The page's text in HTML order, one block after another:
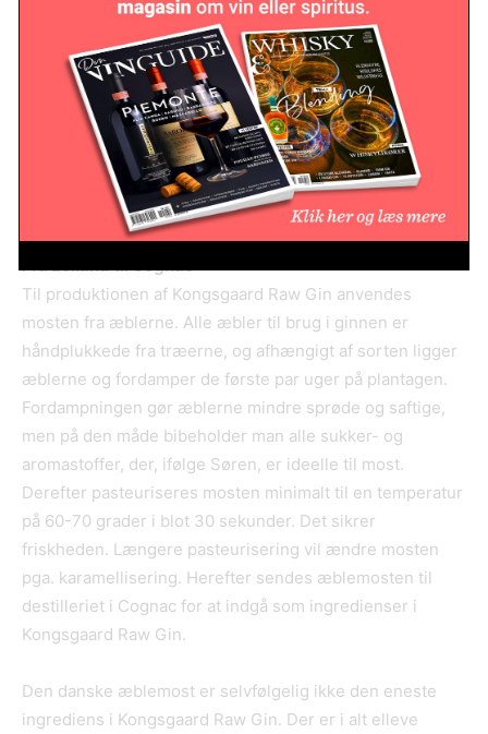
Året efter, i 2017, faldt valget på Holsteiner Cox, der er en
lidt mere krydret og mindre syreholdig æblesort end
Guldborg. Holsteiner Cox er en sort af Cox Orange-æblet
fra Schleswig-Holsten, og ifølge Søren er Holsteiner Cox
det fineste og bedste spise- og presæble af Cox i
Fra Lolland til Cognac
Til produktionen af Kongsgaard Raw Gin anvendes
mosten fra æblerne. Alle æbler til brug i ginnen er
håndplukkede fra træerne, og afhængigt af sorten ligger
æblerne og fordamper de første par uger på plantagen.
Fordampningen gør æblerne mindre sprøde og saftige,
men på den måde bibeholder man alle sukker- og
aromastoffer, der, ifølge Søren, er ideelle til most.
Derefter pasteuriseres mosten minimalt til en temperatur
på 60-70 grader i blot 30 sekunder. Det sikrer
friskheden. Længere pasteurisering vil ændre mosten
pga. karamellisering. Herefter sendes æblemosten til
destilleriet i Cognac for at indgå som ingredienser i
Kongsgaard Raw Gin.
Den danske æblemost er selvfølgelig ikke den eneste
ingrediens i Kongsgaard Raw Gin. Der er i alt elleve